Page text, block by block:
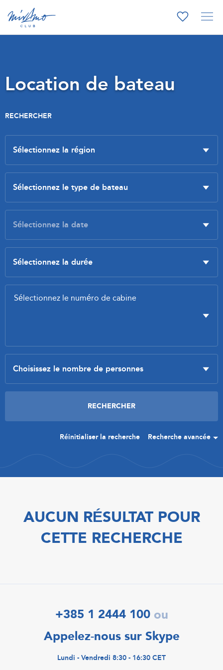
Location de bateau
RECHERCHER
Réinitialiser la recherche Recherche avancée
AUCUN RÉSULTAT POUR
CETTE RECHERCHE
+385 1 2444 100 ou
Appelez-nous sur Skype
Lundi - Vendredi 8:30 - 16:30 CET